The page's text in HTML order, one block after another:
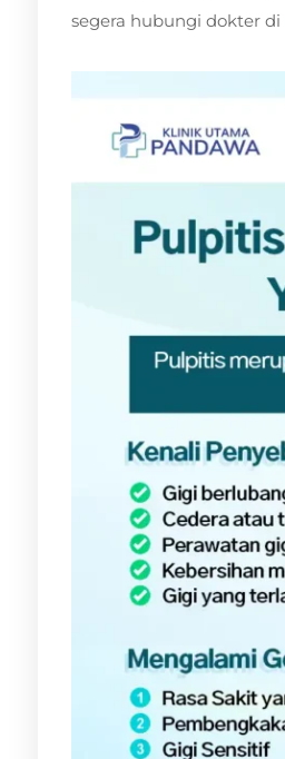
segera hubungi dokter di